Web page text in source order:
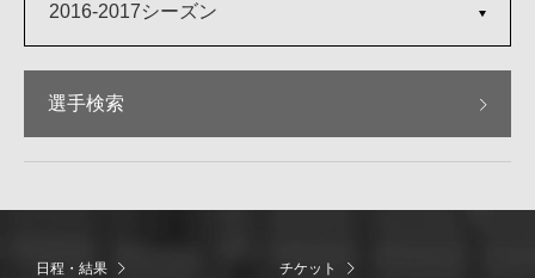
2016-2017シーズン
選手検索
日程・結果 チケット